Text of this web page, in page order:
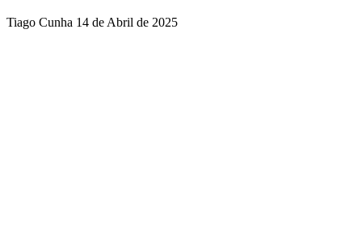
Tiago Cunha 14 de Abril de 2025